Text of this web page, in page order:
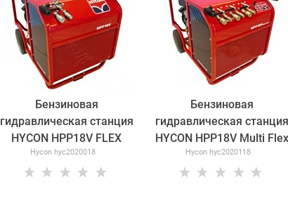
Бензиновая
гидравлическая станция
HYCON HPP18V FLEX
Hycon hyc2020018
Бензиновая
гидравлическая станция
HYCON HPP18V Multi Flex
Hycon hyc2020118